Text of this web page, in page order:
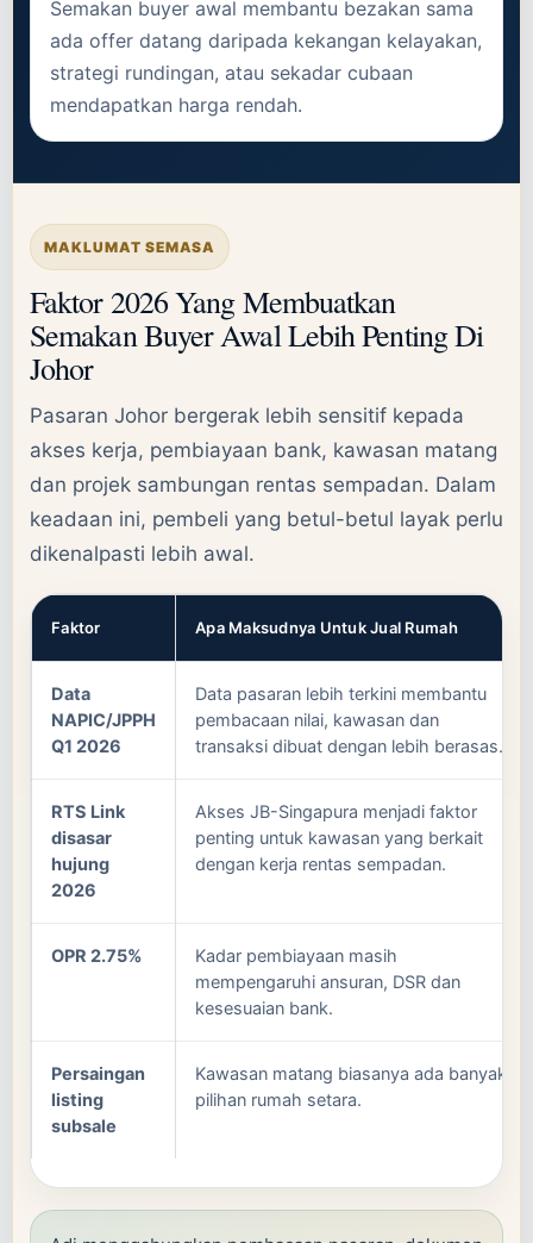
Semakan buyer awal membantu bezakan sama
ada offer datang daripada kekangan kelayakan,
strategi rundingan, atau sekadar cubaan
mendapatkan harga rendah.
MAKLUMAT SEMASA
Faktor 2026 Yang Membuatkan
Semakan Buyer Awal Lebih Penting Di
Johor
Pasaran Johor bergerak lebih sensitif kepada
akses kerja, pembiayaan bank, kawasan matang
dan projek sambungan rentas sempadan. Dalam
keadaan ini, pembeli yang betul-betul layak perlu
dikenalpasti lebih awal.
Faktor Apa Maksudnya Untuk Jual Rumah
Data
NAPIC/JPPH
Q1 2026
Data pasaran lebih terkini membantu
pembacaan nilai, kawasan dan
transaksi dibuat dengan lebih berasas.
RTS Link
disasar
hujung
2026
Akses JB-Singapura menjadi faktor
penting untuk kawasan yang berkait
dengan kerja rentas sempadan.
OPR 2.75%
Kadar pembiayaan masih
mempengaruhi ansuran, DSR dan
kesesuaian bank.
Persaingan
listing
subsale
Kawasan matang biasanya ada banyak
pilihan rumah setara.